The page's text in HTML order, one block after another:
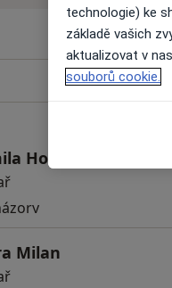
Horčičková
Milan
technologie) ke
základě vašich
aktualizovat v
souborů cookie.